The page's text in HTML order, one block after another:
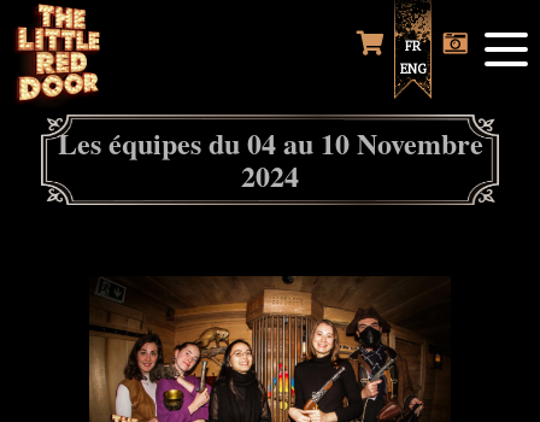
FR
ENG
Les équipes du 04 au 10 Novembre
2024